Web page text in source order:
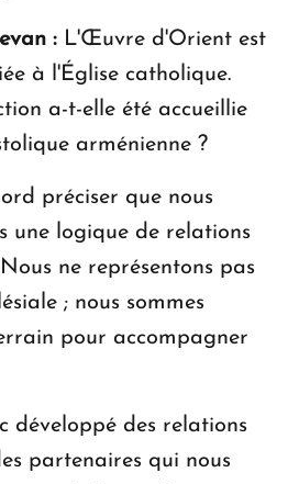
: L'Œuvre d'Orient est
à l'Église catholique.
a-t-elle été accueillie
arménienne ?
préciser que nous
une logique de relations
ne représentons pas
; nous sommes
pour accompagner
développé des relations
partenaires qui nous